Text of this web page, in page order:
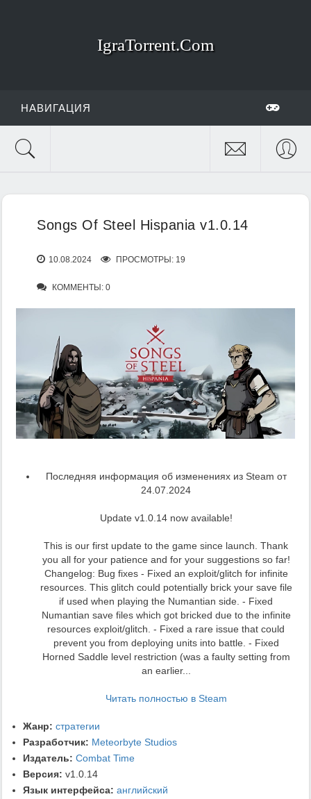
IgraTorrent.Com
НАВИГАЦИЯ
Songs Of Steel Hispania v1.0.14
10.08.2024 ПРОСМОТРЫ: 19
КОММЕНТЫ: 0
Последняя информация об изменениях из Steam от
24.07.2024
Update v1.0.14 now available!
This is our first update to the game since launch. Thank
you all for your patience and for your suggestions so far!
Changelog: Bug fixes - Fixed an exploit/glitch for infinite
resources. This glitch could potentially brick your save file
if used when playing the Numantian side. - Fixed
Numantian save files which got bricked due to the infinite
resources exploit/glitch. - Fixed a rare issue that could
prevent you from deploying units into battle. - Fixed
Horned Saddle level restriction (was a faulty setting from
an earlier...
Читать полностью в Steam
Жанр: стратегии
Разработчик: Meteorbyte Studios
Издатель: Combat Time
Версия: v1.0.14
Язык интерфейса: английский